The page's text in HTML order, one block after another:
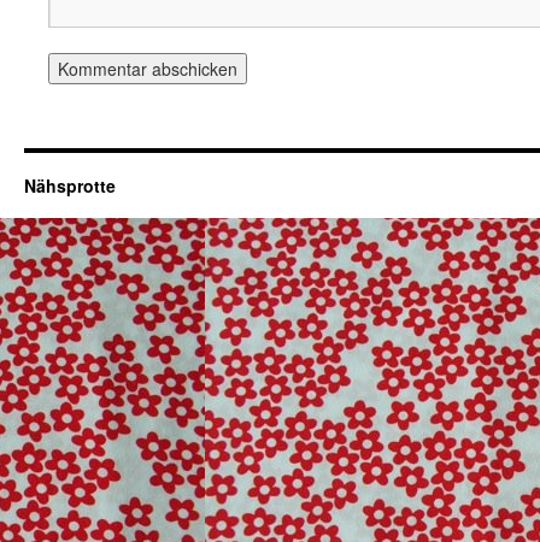
Nähsprotte